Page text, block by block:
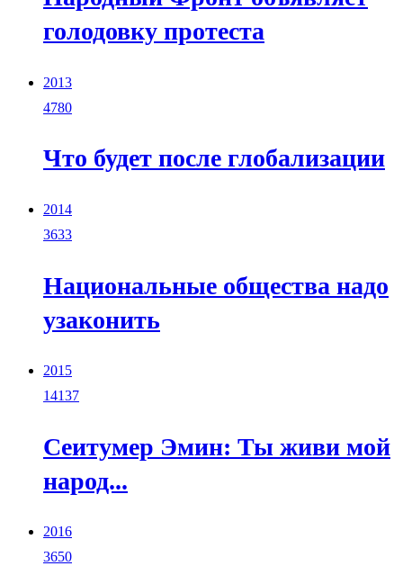
голодовку протеста
2013
4780
Что будет после глобализации
2014
3633
Национальные общества надо
узаконить
2015
14137
Сеитумер Эмин: Ты живи мой
народ...
2016
3650